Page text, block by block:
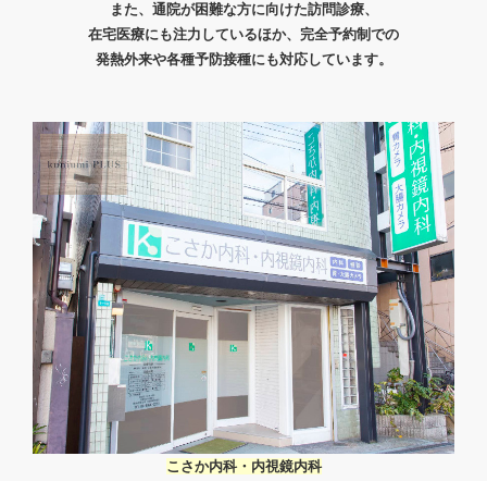
また、通院が困難な方に向けた訪問診療、
在宅医療にも注力しているほか、完全予約制での
発熱外来や各種予防接種にも対応しています。
こさか内科・内視鏡内科